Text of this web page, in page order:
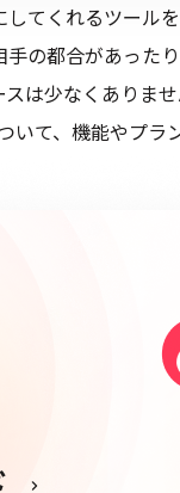
てくれるツール
の都合があった
は少なくありま
いて、機能やプラ